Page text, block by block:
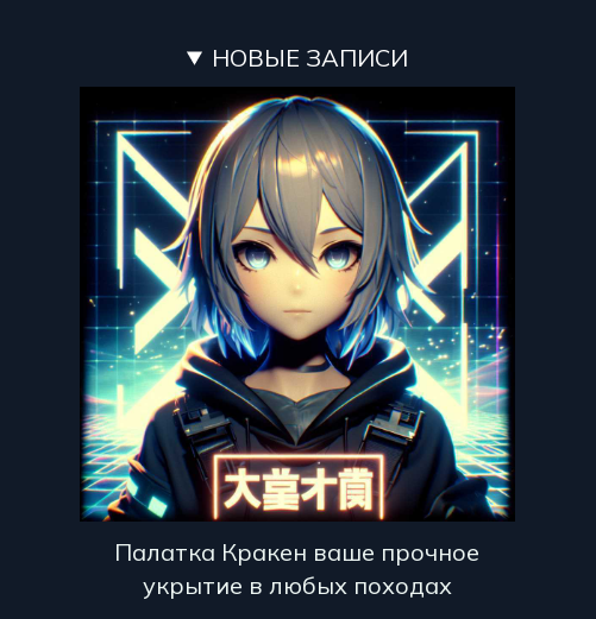
НОВЫЕ ЗАПИСИ
Палатка Кракен ваше прочное
укрытие в любых походах